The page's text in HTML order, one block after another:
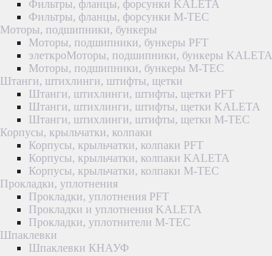
Фильтры, фланцы, форсунки KALETA
Фильтры, фланцы, форсунки M-TEC
Моторы, подшипники, бункеры
Моторы, подшипники, бункеры PFT
элеткроМоторы, подшипники, бункеры KALETA
Моторы, подшипники, бункеры M-TEC
Штанги, штихлинги, штифты, щетки
Штанги, штихлинги, штифты, щетки PFT
Штанги, штихлинги, штифты, щетки KALETA
Штанги, штихлинги, штифты, щетки M-TEC
Корпусы, крыльчатки, колпаки
Корпусы, крыльчатки, колпаки PFT
Корпусы, крыльчатки, колпаки KALETA
Корпусы, крыльчатки, колпаки M-TEC
Прокладки, уплотнения
Прокладки, уплотнения PFT
Прокладки и уплотнения KALETA
Прокладки, уплотнители M-TEC
Шпаклевки
Шпаклевки КНАУФ